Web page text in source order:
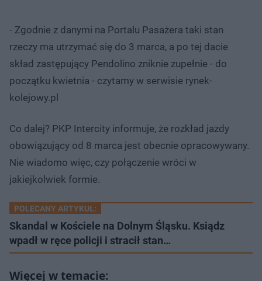
- Zgodnie z danymi na Portalu Pasażera taki stan
rzeczy ma utrzymać się do 3 marca, a po tej dacie
skład zastępujący Pendolino zniknie zupełnie - do
początku kwietnia - czytamy w serwisie rynek-
kolejowy.pl
Co dalej? PKP Intercity informuje, że rozkład jazdy
obowiązujący od 8 marca jest obecnie opracowywany.
Nie wiadomo więc, czy połączenie wróci w
jakiejkolwiek formie.
POLECANY ARTYKUŁ:
Skandal w Kościele na Dolnym Śląsku. Ksiądz
wpadł w ręce policji i stracił stan…